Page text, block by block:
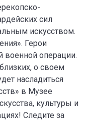
сил
искусством.
Герои
военной операции.
о своем
насладиться
в Музее
культуры и
Следите за